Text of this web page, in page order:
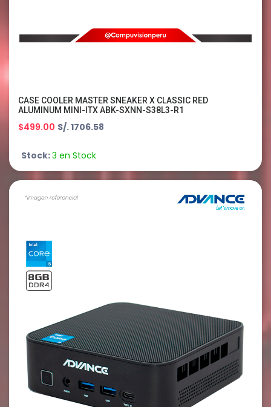
CASE COOLER MASTER SNEAKER X CLASSIC RED
ALUMINUM MINI-ITX ABK-SXNN-S38L3-R1
$499.00 S/. 1706.58
Stock:3 en Stock